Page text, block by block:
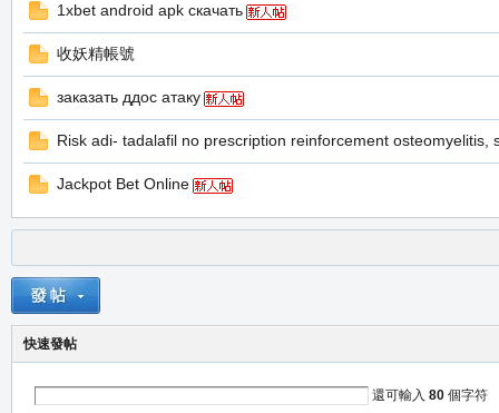
1xbet android apk скачать
收妖精帳號
заказать ддос атаку
Risk adi- tadalafil no prescription reinforcement osteomyelitis,
Jackpot Bet Online
快速發帖
還可輸入 80 個字符